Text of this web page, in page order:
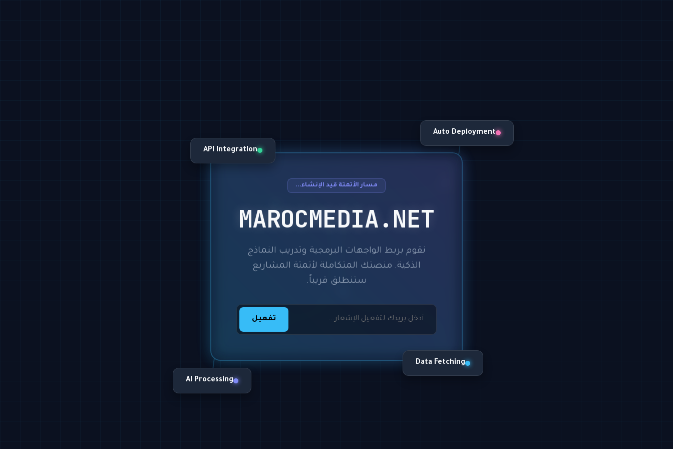
مسار الأتمتة قيد الإنشاء...
MAROCMEDIA.NET
نقوم بربط الواجهات البرمجية وتدريب النماذج
الذكية. منصتك المتكاملة لأتمتة المشاريع
ستنطلق قريباً.
تفعيل
Data Fetching
AI Processing
API Integration
Auto Deployment